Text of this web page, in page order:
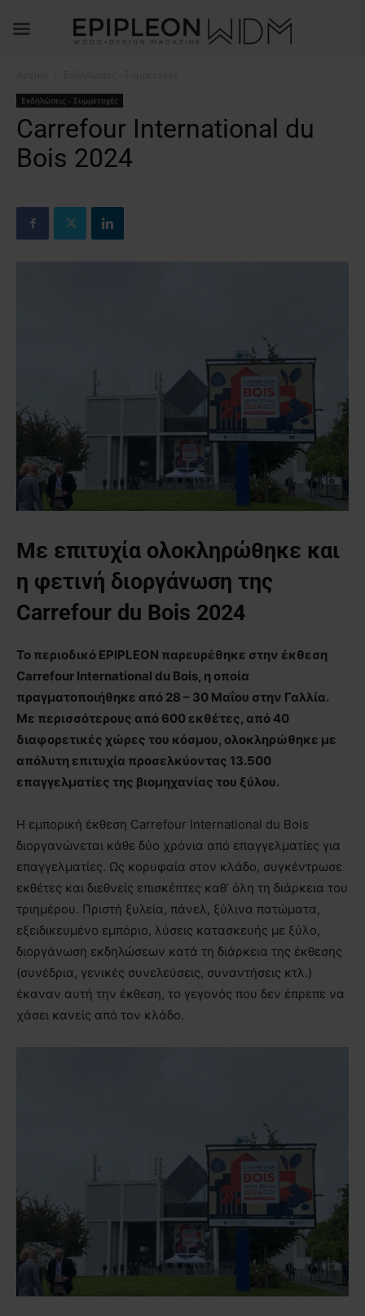
Εκδηλώσεις - Συμμετοχές
Carrefour International du
Bois 2024
Με επιτυχία ολοκληρώθηκε και
η φετινή διοργάνωση της
Carrefour du Bois 2024
Το περιοδικό EPIPLEON παρευρέθηκε στην έκθεση
Carrefour International du Bois, η οποία
πραγματοποιήθηκε από 28 – 30 Μαΐου στην Γαλλία.
Με περισσότερους από 600 εκθέτες, από 40
διαφορετικές χώρες του κόσμου, ολοκληρώθηκε με
απόλυτη επιτυχία προσελκύοντας 13.500
επαγγελματίες της βιομηχανίας του ξύλου.
Η εμπορική έκθεση Carrefour International du Bois
διοργανώνεται κάθε δύο χρόνια από επαγγελματίες για
επαγγελματίες. Ως κορυφαία στον κλάδο, συγκέντρωσε
εκθέτες και διεθνείς επισκέπτες καθ’ όλη τη διάρκεια του
τριημέρου. Πριστή ξυλεία, πάνελ, ξύλινα πατώματα,
εξειδικευμένο εμπόριο, λύσεις κατασκευής με ξύλο,
διοργάνωση εκδηλώσεων κατά τη διάρκεια της έκθεσης
(συνέδρια, γενικές συνελεύσεις, συναντήσεις κτλ.)
έκαναν αυτή την έκθεση, το γεγονός που δεν έπρεπε να
χάσει κανείς από τον κλάδο.